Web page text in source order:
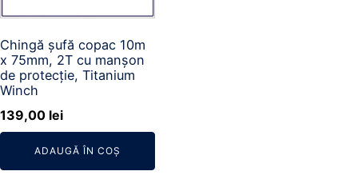
Chingă șufă copac 10m
x 75mm, 2T cu manșon
de protecție, Titanium
Winch
139,00 lei
ADAUGĂ ÎN COȘ